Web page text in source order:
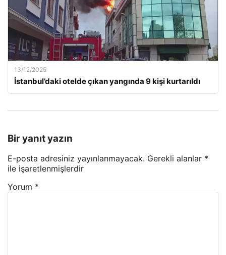
13/12/2025
İstanbul’daki otelde çıkan yangında 9 kişi kurtarıldı
Bir yanıt yazın
E-posta adresiniz yayınlanmayacak. Gerekli alanlar *
ile işaretlenmişlerdir
Yorum *